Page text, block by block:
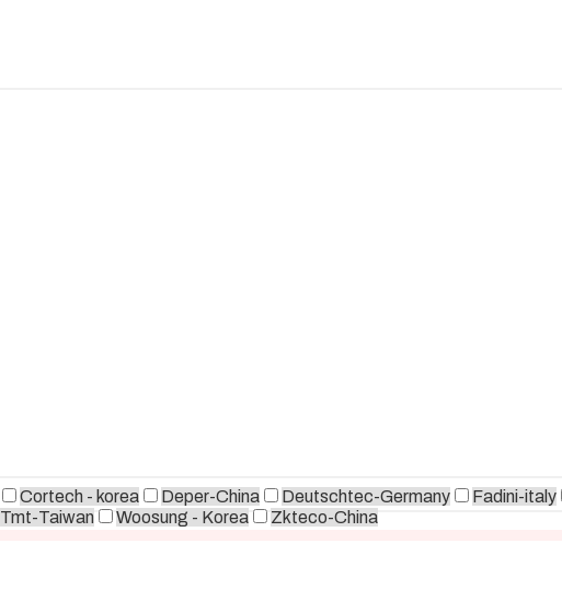
Cortech - korea Deper-China Deutschtec-Germany Fadini-italy
Tmt-Taiwan Woosung - Korea Zkteco-China